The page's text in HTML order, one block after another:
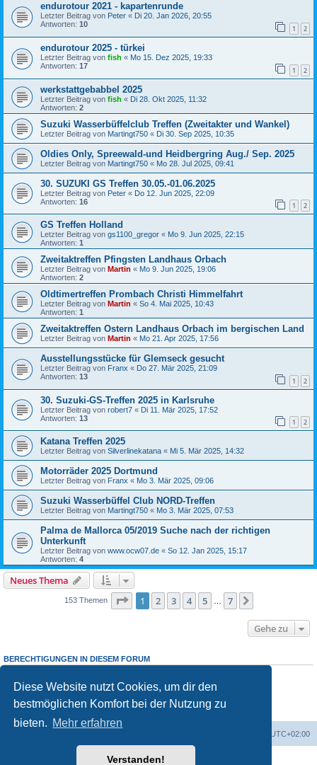
Diese Website nutzt Cookies, um dir den
bestmöglichen Komfort bei der Nutzung zu
bieten. Mehr erfahren
Verstanden!
endurotour 2021 - kapartenrunde
Letzter Beitrag von Peter « Di 20. Jan 2026, 20:55
Antworten: 10 1 2
endurotour 2025 - türkei
Letzter Beitrag von fish « Mo 15. Dez 2025, 19:33
Antworten: 17 1 2
werkstattgebabbel 2025
Letzter Beitrag von fish « Di 28. Okt 2025, 11:32
Antworten: 2
Suzuki Wasserbüffelclub Treffen (Zweitakter und Wankel)
Letzter Beitrag von Martingt750 « Di 30. Sep 2025, 10:35
Oldies Only, Spreewald-und Heidbergring Aug./ Sep. 2025
Letzter Beitrag von Martingt750 « Mo 28. Jul 2025, 09:41
30. SUZUKI GS Treffen 30.05.-01.06.2025
Letzter Beitrag von Peter « Do 12. Jun 2025, 22:09
Antworten: 16 1 2
GS Treffen Holland
Letzter Beitrag von gs1100_gregor « Mo 9. Jun 2025, 22:15
Antworten: 1
Zweitaktreffen Pfingsten Landhaus Orbach
Letzter Beitrag von Martin « Mo 9. Jun 2025, 19:06
Antworten: 2
Oldtimertreffen Prombach Christi Himmelfahrt
Letzter Beitrag von Martin « So 4. Mai 2025, 10:43
Antworten: 1
Zweitaktreffen Ostern Landhaus Orbach im bergischen Land
Letzter Beitrag von Martin « Mo 21. Apr 2025, 17:56
Ausstellungsstücke für Glemseck gesucht
Letzter Beitrag von Franx « Do 27. Mär 2025, 21:09
Antworten: 13 1 2
30. Suzuki-GS-Treffen 2025 in Karlsruhe
Letzter Beitrag von robert7 « Di 11. Mär 2025, 17:52
Antworten: 13 1 2
Katana Treffen 2025
Letzter Beitrag von Silverlinekatana « Mi 5. Mär 2025, 14:32
Motorräder 2025 Dortmund
Letzter Beitrag von Franx « Mo 3. Mär 2025, 09:06
Suzuki Wasserbüffel Club NORD-Treffen
Letzter Beitrag von Martingt750 « Mo 3. Mär 2025, 07:53
Palma de Mallorca 05/2019 Suche nach der richtigen
Unterkunft
Letzter Beitrag von www.ocw07.de « So 12. Jan 2025, 15:17
Antworten: 4
Neues Thema
153 Themen Seite 1von
1 2 3 4 5 … 7
Gehe zu
BERECHTIGUNGEN IN DIESEM FORUM
Du darfst keineAntworten zu Themen in diesem Forum erstellen.
Du darfst deine Beiträge in diesem Forumnichtändern.
Du darfst deine Beiträge in diesem Forum nicht löschen.
keine
UTC+02:00
Powered byphpBB® Forum Software © phpBB Limited